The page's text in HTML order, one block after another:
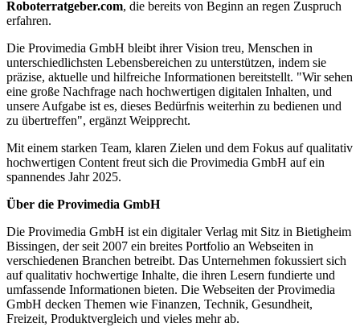
Roboterratgeber.com, die bereits von Beginn an regen Zuspruch
erfahren.
Die Provimedia GmbH bleibt ihrer Vision treu, Menschen in
unterschiedlichsten Lebensbereichen zu unterstützen, indem sie
präzise, aktuelle und hilfreiche Informationen bereitstellt. "Wir sehen
eine große Nachfrage nach hochwertigen digitalen Inhalten, und
unsere Aufgabe ist es, dieses Bedürfnis weiterhin zu bedienen und
zu übertreffen", ergänzt Weipprecht.
Mit einem starken Team, klaren Zielen und dem Fokus auf qualitativ
hochwertigen Content freut sich die Provimedia GmbH auf ein
spannendes Jahr 2025.
Über die Provimedia GmbH
Die Provimedia GmbH ist ein digitaler Verlag mit Sitz in Bietigheim
Bissingen, der seit 2007 ein breites Portfolio an Webseiten in
verschiedenen Branchen betreibt. Das Unternehmen fokussiert sich
auf qualitativ hochwertige Inhalte, die ihren Lesern fundierte und
umfassende Informationen bieten. Die Webseiten der Provimedia
GmbH decken Themen wie Finanzen, Technik, Gesundheit,
Freizeit, Produktvergleich und vieles mehr ab.